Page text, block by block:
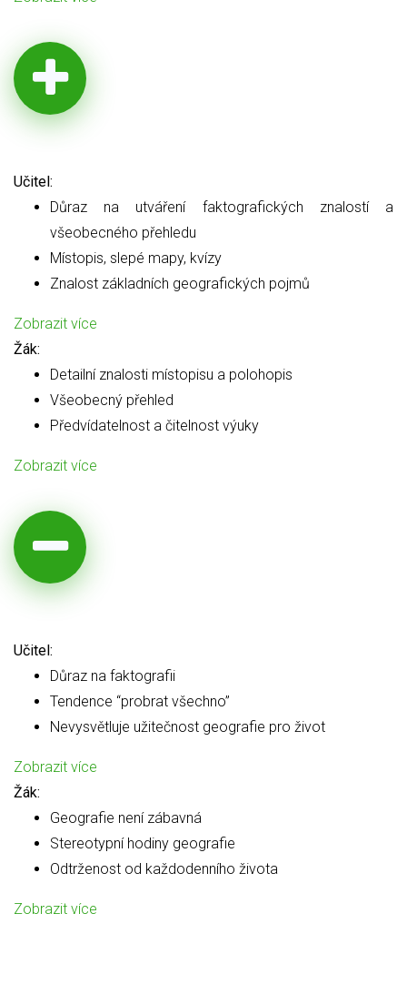
Učitel:
Důraz na utváření faktografických znalostí a
všeobecného přehledu
Místopis, slepé mapy, kvízy
Znalost základních geografických pojmů
Zobrazit více
Žák:
Detailní znalosti místopisu a polohopis
Všeobecný přehled
Předvídatelnost a čitelnost výuky
Zobrazit více
Učitel:
Důraz na faktografii
Tendence “probrat všechno”
Nevysvětluje užitečnost geografie pro život
Zobrazit více
Žák:
Geografie není zábavná
Stereotypní hodiny geografie
Odtrženost od každodenního života
Zobrazit více